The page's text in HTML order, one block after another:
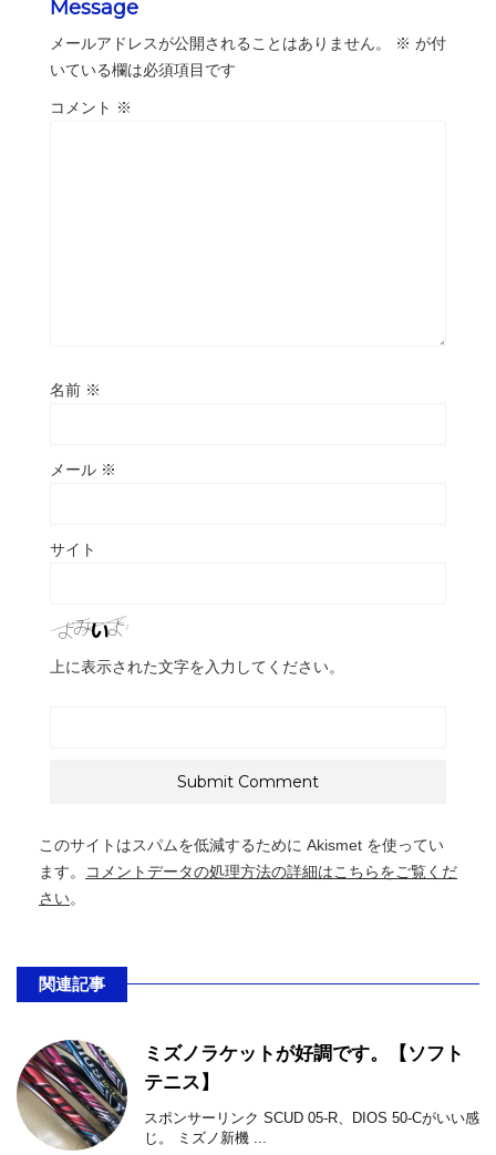
Message
メールアドレスが公開されることはありません。 ※ が付
いている欄は必須項目です
コメント ※
名前 ※
メール ※
サイト
上に表示された文字を入力してください。
このサイトはスパムを低減するために Akismet を使ってい
ます。
コメントデータの処理方法の詳細はこちらをご覧くだ
さい。
関連記事
ミズノラケットが好調です。【ソフト
テニス】
スポンサーリンク SCUD 05-R、DIOS 50-Cがいい感
じ。 ミズノ新機 ...